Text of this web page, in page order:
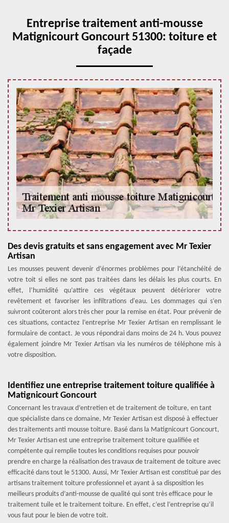
Entreprise traitement anti-mousse
Matignicourt Goncourt 51300: toiture et
façade
Des devis gratuits et sans engagement avec Mr Texier
Artisan
Les mousses peuvent devenir d’énormes problèmes pour l’étanchéité de
votre toit si elles ne sont pas traitées dans les délais les plus courts. En
effet, l’humidité qu’attire ces végétaux peuvent détériorer votre
revêtement et favoriser les infiltrations d'eau. Les dommages qui s’en
suivront coûteront alors très cher pour la remise en état. Pour prévenir de
ces situations, contactez l’entreprise Mr Texier Artisan en remplissant le
formulaire de contact. Je vous répondrai dans moins de 24 h. Vous pouvez
également joindre Mr Texier Artisan via les numéros de téléphone mis à
votre disposition.
Identifiez une entreprise traitement toiture qualifiée à
Matignicourt Goncourt
Concernant les travaux d’entretien et de traitement de toiture, en tant
que spécialiste dans ce domaine, Mr Texier Artisan est disposé à effectuer
des traitements anti mousse toiture. Basé dans la Matignicourt Goncourt,
Mr Texier Artisan est une entreprise traitement toiture qualifiée et
compétente qui remplie toutes les conditions requises pour pouvoir
prendre en charge la réalisation des travaux de traitement de toiture avec
efficacité dans tout le 51300. Aussi, Mr Texier Artisan est constitué par des
artisans traitement toiture professionnel et ayant à sa disposition les
meilleurs produits d’anti-mousse de qualité qui sont très efficace pour le
traitement tuile et le traitement toiture. En effet, c’est l’entreprise qu’il
vous faut pour le bien de votre toit.